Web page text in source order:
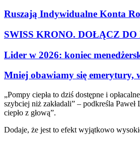
Ruszają Indywidualne Konta
SWISS KRONO. DOŁĄCZ
Lider w 2026: koniec
Mniej obawiamy się emerytury,
„Pompy ciepła to dziś dostępne i
szybciej niż zakładali” – podkreśla
ciepło z głową”.
Dodaje, że jest to efekt wyjątkowo